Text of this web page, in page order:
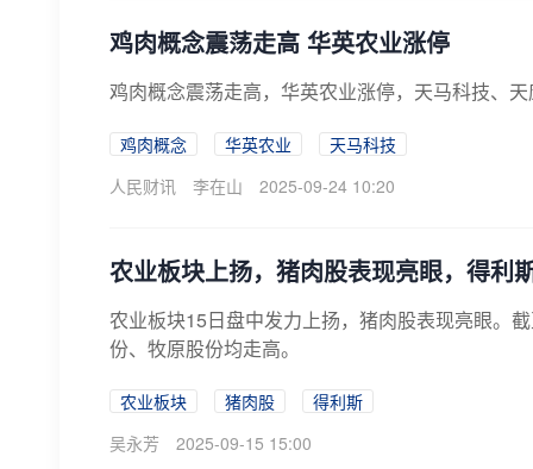
鸡肉概念震荡走高 华英农业涨停
鸡肉概念震荡走高，华英农业涨停，天马科技、
鸡肉概念 华英农业
天马科技
人民财讯
李在山 2025-09-24 10:20
农业板块上扬，猪肉股表现亮眼，得利
农业板块15日盘中发力上扬，猪肉股表现亮眼。
份、牧原股份均走高。
农业板块 猪肉股
得利斯
吴永芳
2025-09-15 15:00